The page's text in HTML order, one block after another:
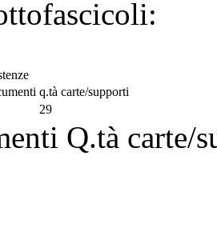
q.tà carte/supporti
29
Q.tà carte/